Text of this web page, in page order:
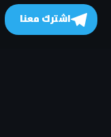
اشترك معنا